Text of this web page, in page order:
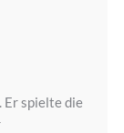
Er spielte die